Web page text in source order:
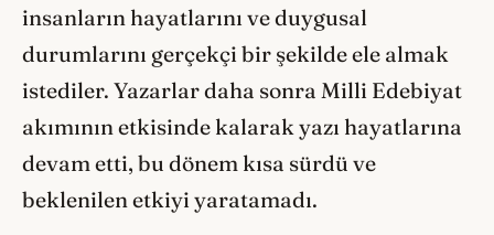
insanların hayatlarını ve duygusal
durumlarını gerçekçi bir şekilde ele almak
istediler. Yazarlar daha sonra Milli Edebiyat
akımının etkisinde kalarak yazı hayatlarına
devam etti, bu dönem kısa sürdü ve
beklenilen etkiyi yaratamadı.